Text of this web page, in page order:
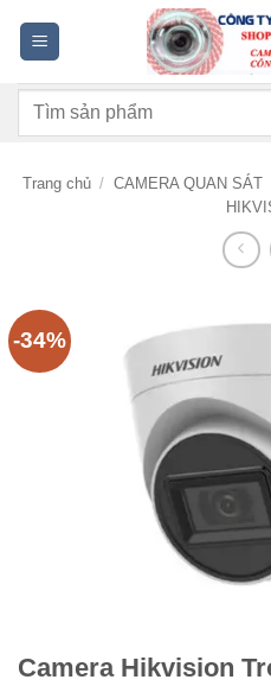
dung
Tìm
Trang chủ / CAMERA QUAN SÁT
-34%
Camera Hikvision